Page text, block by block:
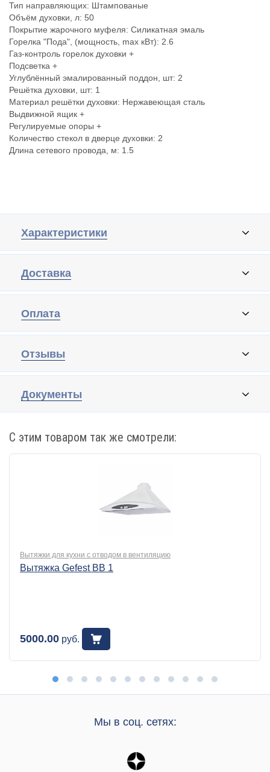
Тип направляющих: Штампованые
Объём духовки, л: 50
Покрытие жарочного муфеля: Силикатная эмаль
Горелка "Пода", (мощность, max кВт): 2.6
Газ-контроль горелок духовки +
Подсветка +
Углублённый эмалированный поддон, шт: 2
Решётка духовки, шт: 1
Материал решётки духовки: Нержавеющая сталь
Выдвижной ящик +
Регулируемые опоры +
Количество стекол в дверце духовки: 2
Длина сетевого провода, м: 1.5
Характеристики
Доставка
Оплата
Отзывы
Документы
С этим товаром так же смотрели:
Вытяжки для кухни с отводом в вентиляцию
Вытяжка Gefest BB 1
5000.00 руб.
Мы в соц. сетях: